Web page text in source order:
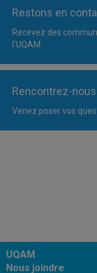
Restons en
Recevez des
l'UQAM.
Rencontrez-nous
Venez poser vos
UQAM
Nous joindre